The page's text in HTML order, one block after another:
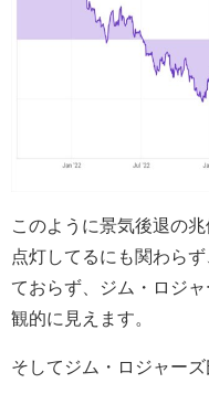
このように景気後退の
点灯してるにも関わら
ておらず、ジム・ロジ
観的に見えます。
そしてジム・ロジャー